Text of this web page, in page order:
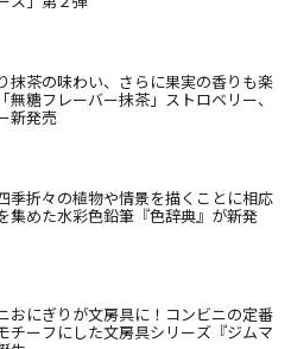
抹茶の味わい、さらに果実の香りも楽
無糖フレーバー抹茶」ストロベリー、
新発売
季折々の植物や情景を描くことに相応
集めた水彩色鉛筆『色辞典』が新発
おにぎりが文房具に！コンビニの定番
チーフにした文房具シリーズ『ジムマ